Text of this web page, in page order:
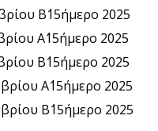
Β΄15ήμερο 2025
Α΄15ήμερο 2025
Β΄15ήμερο 2025
Α΄15ήμερο 2025
Β΄15ήμερο 2025